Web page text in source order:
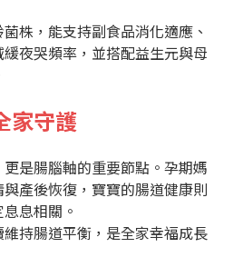
株，能支持副食品消化適應、
夜哭頻率，並搭配益生元與母
家守護
是腸腦軸的重要節點。孕期媽
產後恢復，寶寶的腸道健康則
息相關。
持腸道平衡，是全家幸福成長